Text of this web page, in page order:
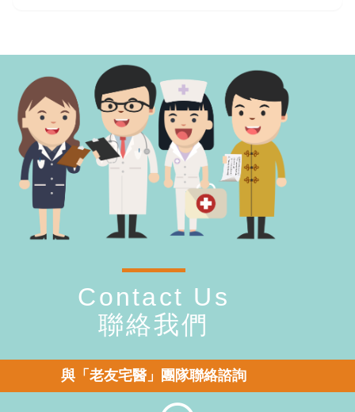
Contact Us
聯絡我們
與「老友宅醫」團隊聯絡諮詢